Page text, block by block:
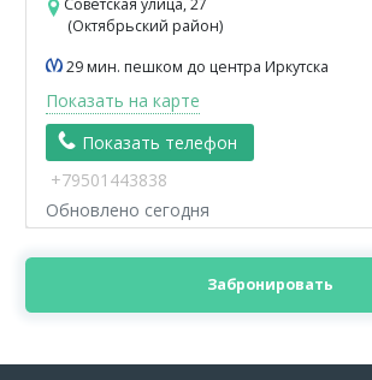
Советская улица, 27
(Октябрьский район)
29 мин. пешком до центра Иркутска
Показать на карте
Показать телефон
+79501443838
Обновлено сегодня
Забронировать